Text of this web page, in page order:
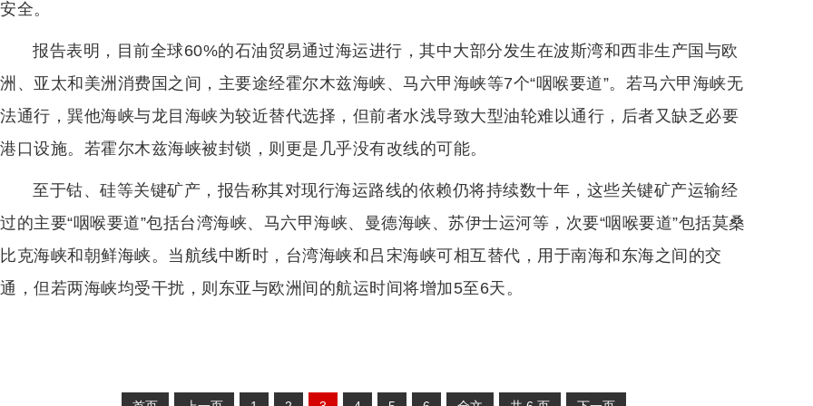
安全。
报告表明，目前全球60%的石油贸易通过海运进行，其中大部分发生在波斯湾和西非生产国与欧
洲、亚太和美洲消费国之间，主要途经霍尔木兹海峡、马六甲海峡等7个“咽喉要道”。若马六甲海峡无
法通行，巽他海峡与龙目海峡为较近替代选择，但前者水浅导致大型油轮难以通行，后者又缺乏必要
港口设施。若霍尔木兹海峡被封锁，则更是几乎没有改线的可能。
至于钴、硅等关键矿产，报告称其对现行海运路线的依赖仍将持续数十年，这些关键矿产运输经
过的主要“咽喉要道”包括台湾海峡、马六甲海峡、曼德海峡、苏伊士运河等，次要“咽喉要道”包括莫桑
比克海峡和朝鲜海峡。当航线中断时，台湾海峡和吕宋海峡可相互替代，用于南海和东海之间的交
通，但若两海峡均受干扰，则东亚与欧洲间的航运时间将增加5至6天。